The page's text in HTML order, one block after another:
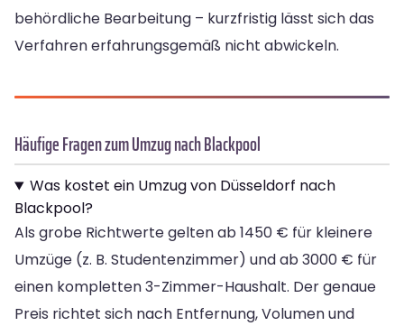
behördliche Bearbeitung – kurzfristig lässt sich das
Verfahren erfahrungsgemäß nicht abwickeln.
Häufige Fragen zum Umzug nach Blackpool
Was kostet ein Umzug von Düsseldorf nach
Blackpool?
Als grobe Richtwerte gelten ab 1450 € für kleinere
Umzüge (z. B. Studentenzimmer) und ab 3000 € für
einen kompletten 3-Zimmer-Haushalt. Der genaue
Preis richtet sich nach Entfernung, Volumen und